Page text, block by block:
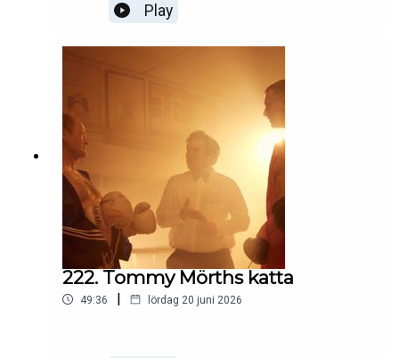
Play
222. Tommy Mörths katta
49:36 | lördag 20 juni 2026